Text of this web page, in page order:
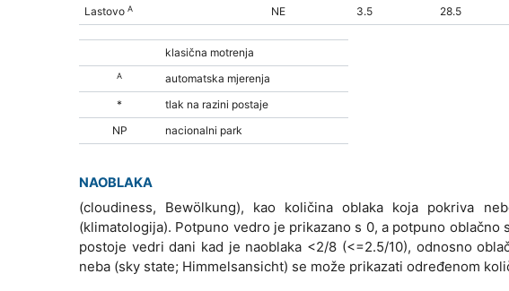
Lastovo A NE 3.5 28.5
klasična motrenja
A
automatska mjerenja
*
tlak na razini postaje
NP
nacionalni park
NAOBLAKA
(cloudiness, Bewölkung), kao količina oblaka koja pokriva
(klimatologija). Potpuno vedro je prikazano s 0, a potpuno
postoje vedri dani kad je naoblaka <2/8 (<=2.5/10), odnosno
neba (sky state; Himmelsansicht) se može prikazati određenom